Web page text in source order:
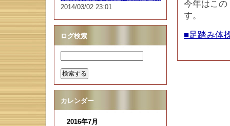
今年はこの
す。
■足踏み体
2014/03/02 23:01
ログ検索
カレンダー
2016年7月